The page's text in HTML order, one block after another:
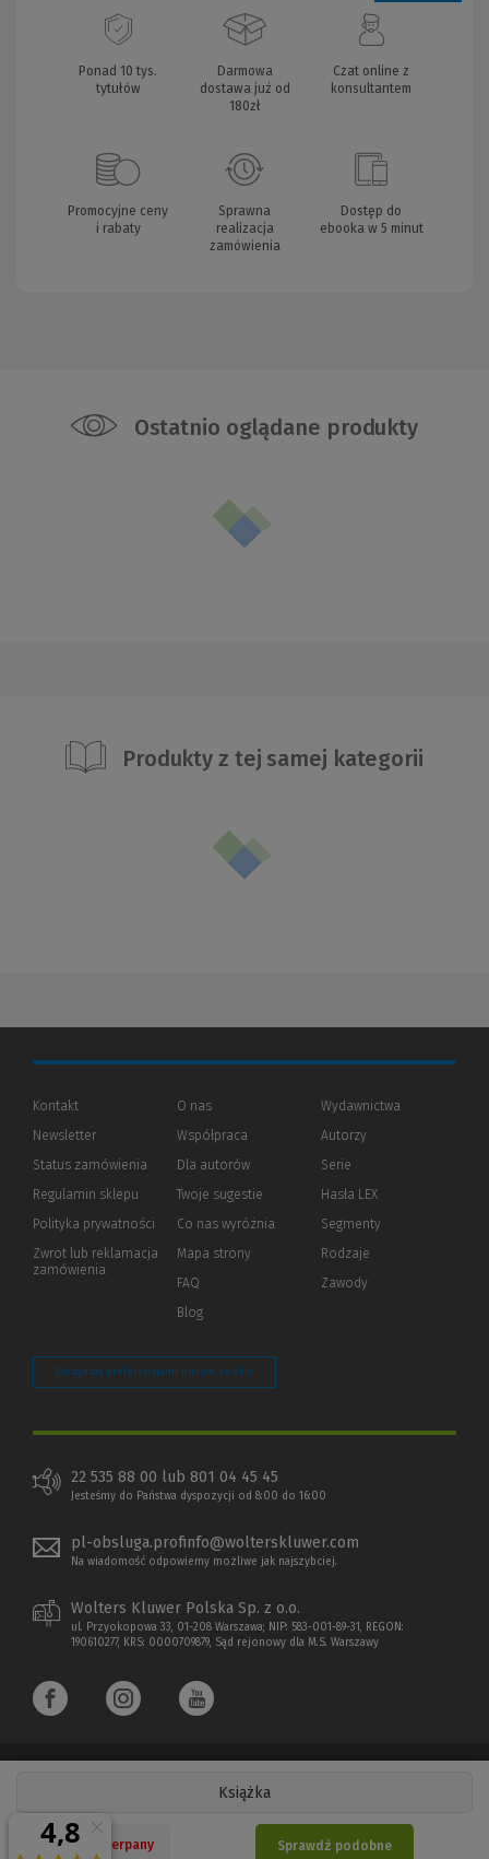
Książka
Nakład wyczerpany Sprawdź podobne
Ponad 10 tys.
tytułów
Darmowa
dostawa już od
180zł
Czat online z
konsultantem
Promocyjne ceny
i rabaty
Sprawna
realizacja
zamówienia
Dostęp do
ebooka w 5 minut
Ostatnio oglądane produkty
Produkty z tej samej kategorii
Kontakt
Newsletter
Status zamówienia
Regulamin sklepu
Polityka prywatności (Nowe
(Link
innej
Zwrot lub reklamacja
zamówienia
O nas
Współpraca
Dla autorów(Nowe
(Link
innej
strony)
Twoje sugestie
Co nas wyróżnia
Mapa strony
FAQ
Blog
Wydawnictwa
Autorzy
Serie
Hasła LEX
Segmenty
Rodzaje
Zawody
Zarządzaj preferencjami plików cookie
22 535 88 00 lub 801 04 45 45
Jesteśmy do Państwa dyspozycji od 8:00 do 16:00
pl-obsluga.profinfo@wolterskluwer.com
Na wiadomość odpowiemy możliwe jak najszybciej.
Wolters Kluwer Polska Sp. z o.o.
ul. Przyokopowa 33, 01-208 Warszawa; NIP: 583-001-89-31, REGON:
190610277, KRS: 0000709879, Sąd rejonowy dla M.S. Warszawy
Copyright 1997 - 2026 Wolters Kluwer Polska Sp. z o.o.